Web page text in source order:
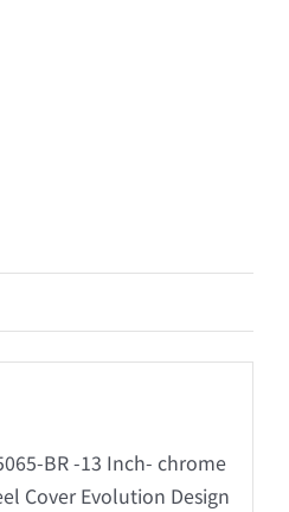
BR -13 Inch- chrome
Cover Evolution Design